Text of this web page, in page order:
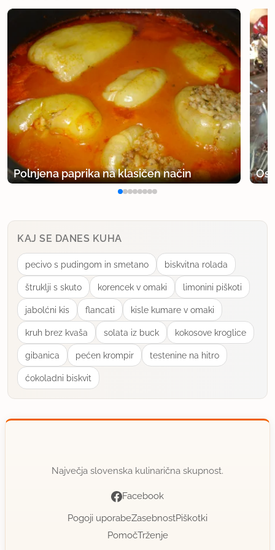
Polnjena paprika na klasičen način
KAJ SE DANES KUHA
pecivo s pudingom in smetano biskvitna rolada
štruklji s skuto korencek v omaki limonini piškoti
jabolćni kis flancati kisle kumare v omaki
kruh brez kvaša solata iz buck kokosove kroglice
gibanica pećen krompir testenine na hitro
ćokoladni biskvit
Največja slovenska kulinarična skupnost.
Facebook
Pogoji uporabeZasebnostPiškotki
PomočTrženje